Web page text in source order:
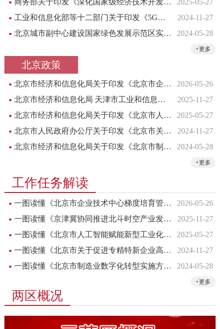
工业和信息化部等十二部门关于印发《5G规模化应用“扬帆”行动升级方案》的通知
2024-11-27
北京城市副中心建设国家绿色发展示范区实施方案
2024-05-28
+更多
北京政策
北京市经济和信息化局关于印发《北京市企业技术中心梯度培育管理办法（试行）》的通知
2026-05-26
北京市经济和信息化局 天津市工业和信息化局 河北省工业和信息化厅关于印发《京津冀协同推进北斗时空产业发展行动方案（2025—2027年）》的通知
2025-11-27
北京市经济和信息化局关于印发《北京市人工智能赋能新型工业化行动方案（2025年）》的通知
2025-05-27
北京市人民政府办公厅关于印发《北京市关于促进专精特新企业高质量发展的若干措施》的通知
2024-11-27
北京市经济和信息化局关于印发《北京市制造业数字化转型实施方案（2024-2026年）》的通知
2024-05-28
+更多
工作任务解读
一图读懂《北京市企业技术中心梯度培育管理办法（试行）》
2026-05-26
一图读懂《京津冀协同推进北斗时空产业发展行动方案（2025—2027年）》
2025-11-27
一图读懂《北京市人工智能赋能新型工业化行动方案（2025年）》
2025-05-27
一图读懂《北京市关于促进专精特新企业高质量发展的若干措施》
2024-11-27
一图读懂《北京市制造业数字化转型实施方案（2024-2026年）》
2024-05-28
+更多
两区概况